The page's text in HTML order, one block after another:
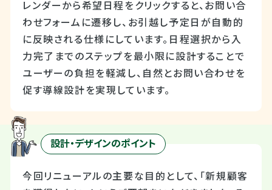
レンダーから希望日程をクリックすると、お問い合
わせフォームに遷移し、お引越し予定日が自動的
に反映される仕様にしています。日程選択から入
力完了までのステップを最小限に設計することで
ユーザーの負担を軽減し、自然とお問い合わせを
促す導線設計を実現しています。
設計・デザインのポイント
今回リニューアルの主要な目的として、「新規顧客